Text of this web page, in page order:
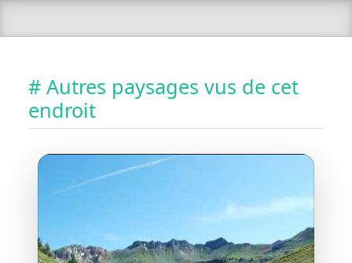
# Autres paysages vus de cet
endroit